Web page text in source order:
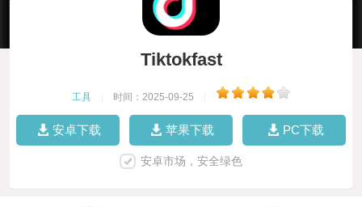
Tiktokfast
工具 时间：2025-09-25
安卓下载 苹果下载 PC下载
安卓市场，安全绿色